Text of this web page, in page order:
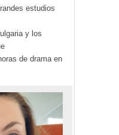
estudios
y los
de drama en